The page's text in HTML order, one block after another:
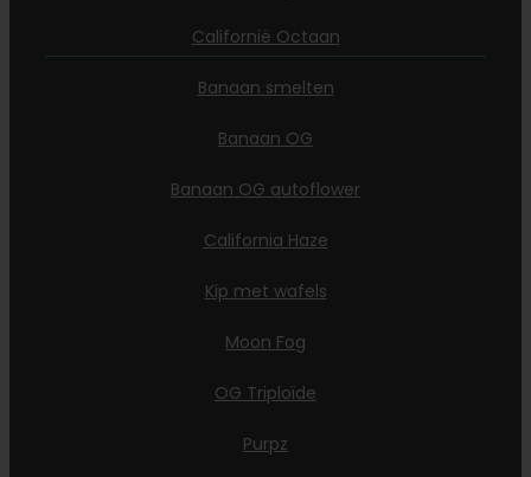
Californië Octaan
Banaan smelten
Banaan OG
Banaan OG autoflower
California Haze
Kip met wafels
Moon Fog
OG Triploïde
Purpz